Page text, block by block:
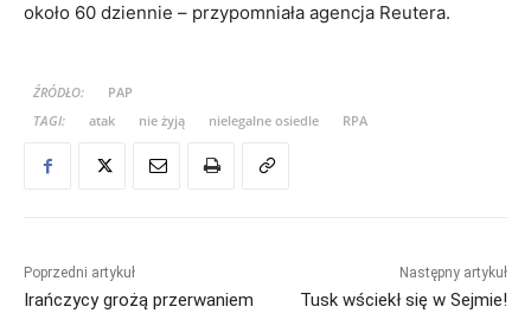
około 60 dziennie – przypomniała agencja Reutera.
ŹRÓDŁO:
PAP
TAGI:
atak nie żyją nielegalne osiedle RPA
Poprzedni artykuł
Irańczycy grożą przerwaniem
Następny artykuł
Tusk wściekł się w Sejmie!